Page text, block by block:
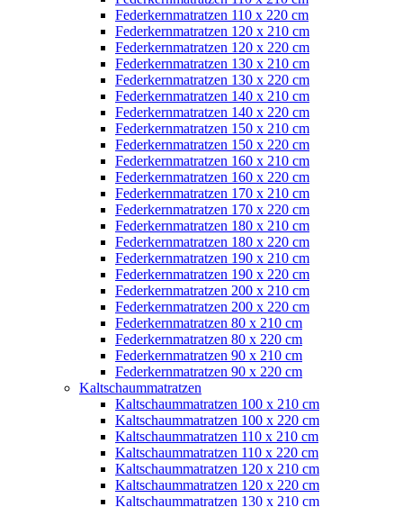
Federkernmatratzen 110 x 220 cm
Federkernmatratzen 120 x 210 cm
Federkernmatratzen 120 x 220 cm
Federkernmatratzen 130 x 210 cm
Federkernmatratzen 130 x 220 cm
Federkernmatratzen 140 x 210 cm
Federkernmatratzen 140 x 220 cm
Federkernmatratzen 150 x 210 cm
Federkernmatratzen 150 x 220 cm
Federkernmatratzen 160 x 210 cm
Federkernmatratzen 160 x 220 cm
Federkernmatratzen 170 x 210 cm
Federkernmatratzen 170 x 220 cm
Federkernmatratzen 180 x 210 cm
Federkernmatratzen 180 x 220 cm
Federkernmatratzen 190 x 210 cm
Federkernmatratzen 190 x 220 cm
Federkernmatratzen 200 x 210 cm
Federkernmatratzen 200 x 220 cm
Federkernmatratzen 80 x 210 cm
Federkernmatratzen 80 x 220 cm
Federkernmatratzen 90 x 210 cm
Federkernmatratzen 90 x 220 cm
Kaltschaummatratzen
Kaltschaummatratzen 100 x 210 cm
Kaltschaummatratzen 100 x 220 cm
Kaltschaummatratzen 110 x 210 cm
Kaltschaummatratzen 110 x 220 cm
Kaltschaummatratzen 120 x 210 cm
Kaltschaummatratzen 120 x 220 cm
Kaltschaummatratzen 130 x 210 cm